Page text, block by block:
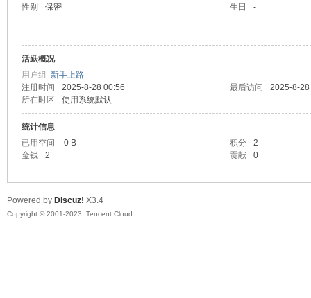
性别 保密 生日 -
活跃概况
用户组 新手上路
注册时间
2025-8-28 00:56 最后访问
2025-8-
所在时区
使用系统默认
统计信息
已用空间
0 B 积分
2
金钱
2 贡献 0
Powered by Discuz! X3.4
Copyright © 2001-2023, Tencent Cloud.